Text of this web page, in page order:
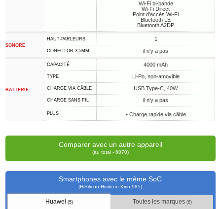
Wi-Fi bi-bande
Wi-Fi Direct
Point d'accès Wi-Fi
Bluetooth LE
Bluetooth A2DP
SONORE
HAUT-PARLEURS 1
CONECTOR 3,5MM il n'y a pas
BATTERIE
CAPACITÉ 4000 mAh
TYPE Li-Po, non-amovible
CHARGE VIA CÂBLE USB Type-C, 40W
CHARGE SANS FIL il n'y a pas
PLUS • Charge rapide via câble
Comparer avec un autre appareil
(au total - 6070)
Smartphones avec le même SoC
(HiSilicon Hisilicon Kirin 985)
Huawei(5) Toutes les marques (8)